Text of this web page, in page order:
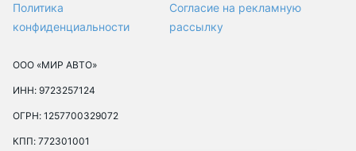
Политика
конфиденциальности
Согласие на рекламную
рассылку
ООО «МИР АВТО»
ИНН: 9723257124
ОГРН: 1257700329072
КПП: 772301001